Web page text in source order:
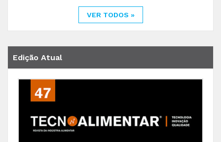
VER TODOS »
Edição Atual